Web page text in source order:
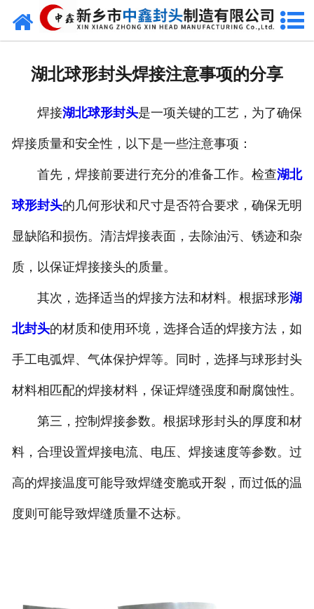
网站首页
生产现场
成功案例
发货现场
诚聘英才
湖北球形封头焊接注意事项的分享
焊接湖北球形封头是一项关键的工艺，为了确保
焊接质量和安全性，以下是一些注意事项：
首先，焊接前要进行充分的准备工作。检查湖北
球形封头的几何形状和尺寸是否符合要求，确保无明
显缺陷和损伤。清洁焊接表面，去除油污、锈迹和杂
质，以保证焊接接头的质量。
其次，选择适当的焊接方法和材料。根据球形湖
北封头的材质和使用环境，选择合适的焊接方法，如
手工电弧焊、气体保护焊等。同时，选择与球形封头
材料相匹配的焊接材料，保证焊缝强度和耐腐蚀性。
第三，控制焊接参数。根据球形封头的厚度和材
料，合理设置焊接电流、电压、焊接速度等参数。过
高的焊接温度可能导致焊缝变脆或开裂，而过低的温
度则可能导致焊缝质量不达标。